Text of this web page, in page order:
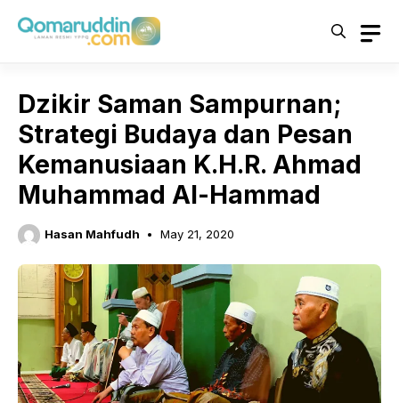
Dzikir Saman Sampurnan;
Strategi Budaya dan Pesan
Kemanusiaan K.H.R. Ahmad
Muhammad Al-Hammad
Hasan Mahfudh May 21, 2020